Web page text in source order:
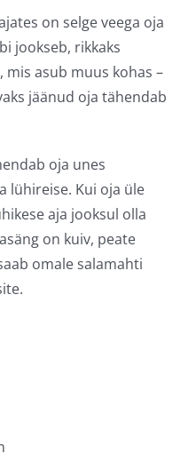
on selge veega oja
jookseb, rikkaks
mis asub muus kohas –
jäänud oja tähendab
oja unes
lühireise. Kui oja üle
aja jooksul olla
on kuiv, peate
omale salamahti